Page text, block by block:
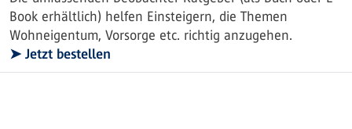
Book erhältlich) helfen Einsteigern, die Themen
Wohneigentum, Vorsorge etc. richtig anzugehen.
➤ Jetzt bestellen